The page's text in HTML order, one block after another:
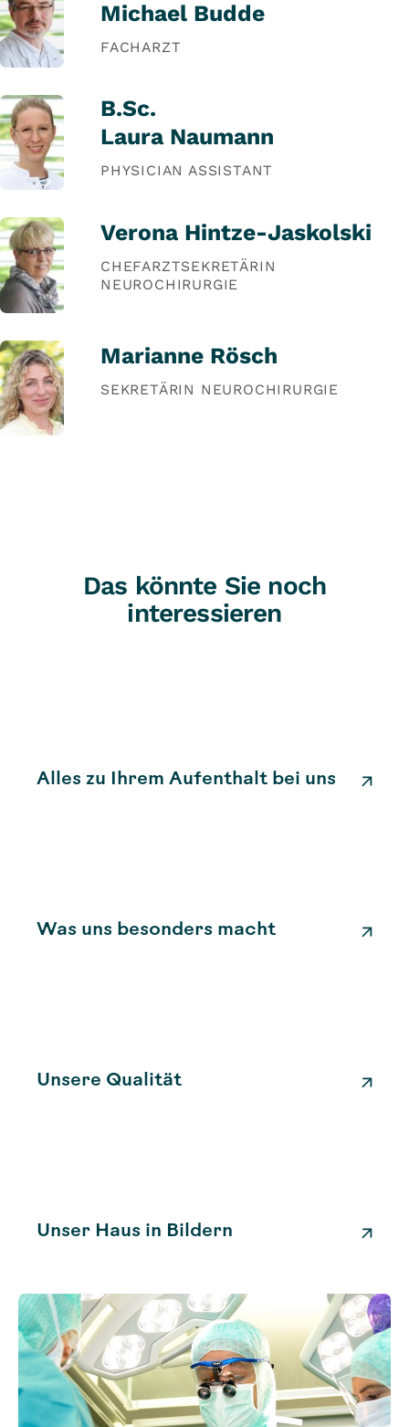
Michael Budde
FACHARZT
B.Sc.
Laura Naumann
PHYSICIAN ASSISTANT
Verona Hintze-Jaskolski
CHEFARZTSEKRETÄRIN
NEUROCHIRURGIE
Marianne Rösch
SEKRETÄRIN NEUROCHIRURGIE
Das könnte Sie noch
interessieren
Alles zu Ihrem Aufenthalt bei uns
Was uns besonders macht
Unsere Qualität
Unser Haus in Bildern